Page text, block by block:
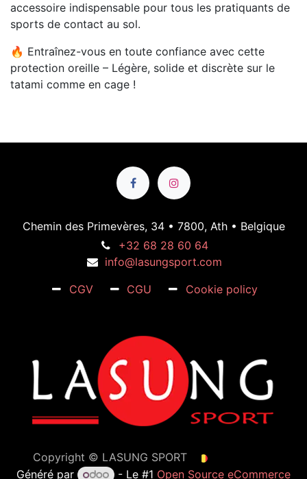
accessoire indispensable pour tous les pratiquants de
sports de contact au sol.
🔥 Entraînez-vous en toute confiance avec cette
protection oreille – Légère, solide et discrète sur le
tatami comme en cage !
Chemin des Primevères, 34 • 7800, Ath • Belgique
+32 68 28 60 64
info@lasungsport.com
CGV
CGU Cookie policy
Copyright © LASUNG SPORT
Généré par - Le #1 Open Source eCommerce